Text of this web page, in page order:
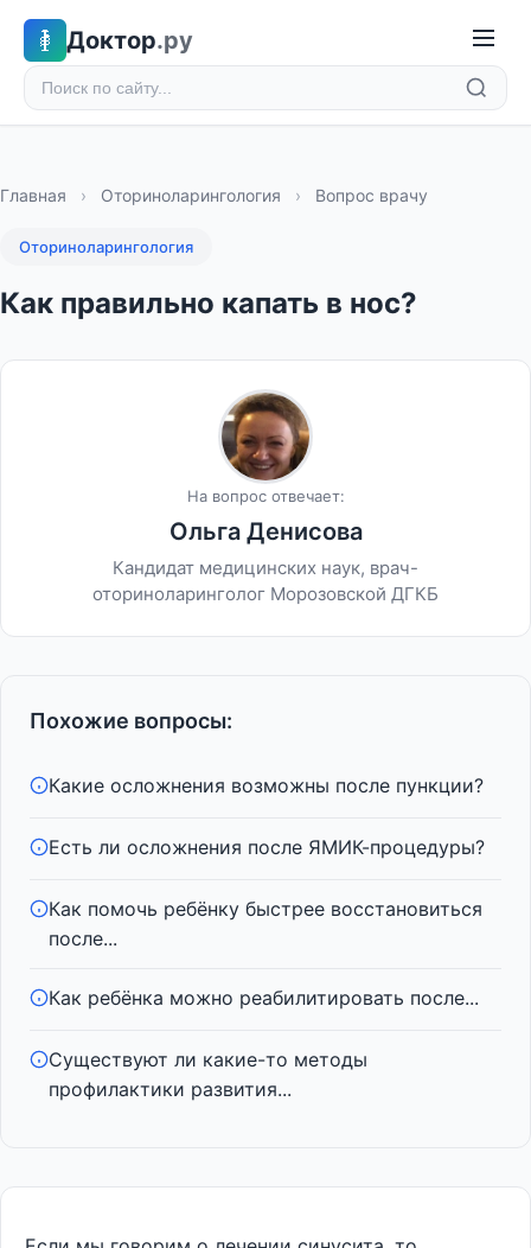
Доктор.ру
Главная › Оториноларингология › Вопрос врачу
Оториноларингология
Как правильно капать в нос?
На вопрос отвечает:
Ольга Денисова
Кандидат медицинских наук, врач-
оториноларинголог Морозовской ДГКБ
Похожие вопросы:
Какие осложнения возможны после пункции?
Есть ли осложнения после ЯМИК-процедуры?
Как помочь ребёнку быстрее восстановиться
после...
Как ребёнка можно реабилитировать после...
Существуют ли какие-то методы
профилактики развития...